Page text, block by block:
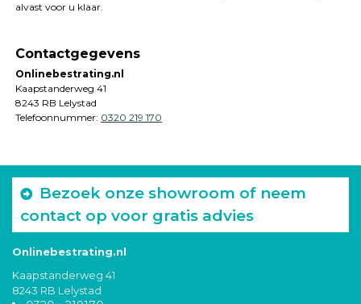
alvast voor u klaar.
Contactgegevens
Onlinebestrating.nl
Kaapstanderweg 41
8243 RB Lelystad
Telefoonnummer: 0320 219 170
Bezoek onze showroom of neem
contact op voor gratis advies
Onlinebestrating.nl
Kaapstanderweg 41
8243 RB Lelystad